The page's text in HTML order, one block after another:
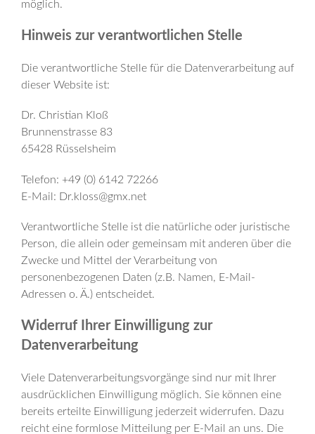
möglich.
Hinweis zur verantwortlichen Stelle
Die verantwortliche Stelle für die Datenverarbeitung auf
dieser Website ist:
Dr. Christian Kloß
Brunnenstrasse 83
65428 Rüsselsheim
Telefon: +49 (0) 6142 72266
E-Mail: Dr.kloss@gmx.net
Verantwortliche Stelle ist die natürliche oder juristische
Person, die allein oder gemeinsam mit anderen über die
Zwecke und Mittel der Verarbeitung von
personenbezogenen Daten (z.B. Namen, E-Mail-
Adressen o. Ä.) entscheidet.
Widerruf Ihrer Einwilligung zur
Datenverarbeitung
Viele Datenverarbeitungsvorgänge sind nur mit Ihrer
ausdrücklichen Einwilligung möglich. Sie können eine
bereits erteilte Einwilligung jederzeit widerrufen. Dazu
reicht eine formlose Mitteilung per E-Mail an uns. Die